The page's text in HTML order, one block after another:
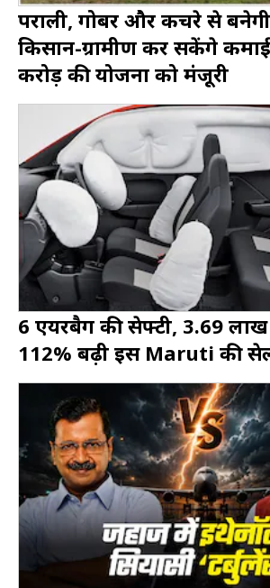
पराली, गोबर और कचरे से
किसान-ग्रामीण कर सकेंगे
करोड़ की योजना को मंजूरी
6 एयरबैग की सेफ्टी, 3.69
112% बढ़ी इस Maruti की